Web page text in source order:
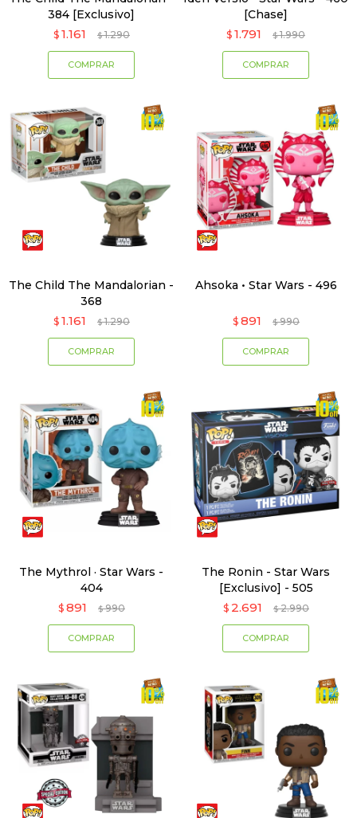
384 [Exclusivo]
$ 1.161 $ 1.290
[Chase]
$ 1.791 $ 1.990
The Child The Mandalorian -
368
$ 1.161 $ 1.290
Ahsoka • Star Wars - 496
$ 891 $ 990
The Mythrol · Star Wars -
404
$ 891 $ 990
The Ronin - Star Wars
[Exclusivo] - 505
$ 2.691 $ 2.990